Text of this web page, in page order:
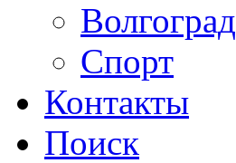
Волгоград
Спорт
Контакты
Поиск